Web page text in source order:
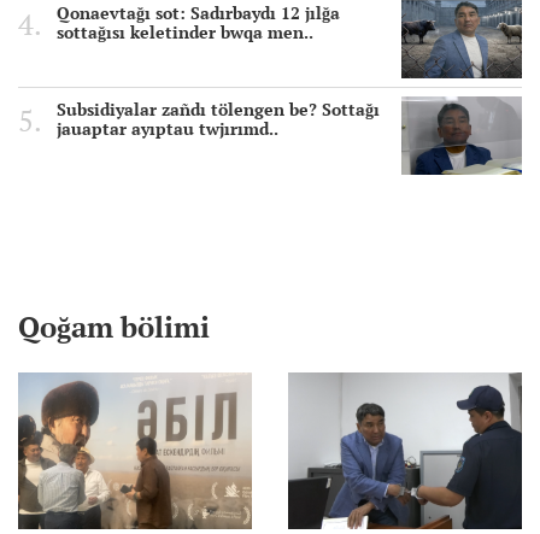
Qonaevtağı sot: Sadırbaydı 12 jılğa
sottağısı keletinder bwqa men..
Subsidiyalar zañdı tölengen be? Sottağı
jauaptar ayıptau twjırımd..
Qoğam bölimi